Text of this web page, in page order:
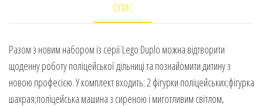
ОПИС
Разом з новим набором із серії Lego Duplo можна відтворити
щоденну роботу поліцейської дільниці та познайомити дитину з
новою професією. У комплект входить: 2 фігурки поліцейських;фігурка
шахрая;поліцейська машина з сиреною і миготливим світлом,